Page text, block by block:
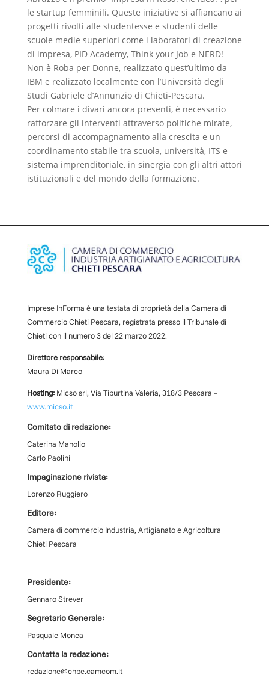
le startup femminili. Queste iniziative si affiancano ai
progetti rivolti alle studentesse e studenti delle
scuole medie superiori come i laboratori di creazione
di impresa, PID Academy, Think your Job e NERD!
Non è Roba per Donne, realizzato quest’ultimo da
IBM e realizzato localmente con l’Università degli
Studi Gabriele d’Annunzio di Chieti-Pescara.
Per colmare i divari ancora presenti, è necessario
rafforzare gli interventi attraverso politiche mirate,
percorsi di accompagnamento alla crescita e un
coordinamento stabile tra scuola, università, ITS e
sistema imprenditoriale, in sinergia con gli altri attori
istituzionali e del mondo della formazione.
Imprese InForma è una testata di proprietà della Camera di
Commercio Chieti Pescara, registrata presso il Tribunale di
Chieti con il numero3del 22 marzo 2022.
Direttore responsabile:
Maura Di Marco
Hosting:Micso srl, Via Tiburtina Valeria, 318/3 Pescara –
www.micso.it
Comitato di redazione:
Caterina Manolio
Carlo Paolini
Impaginazione rivista:
Lorenzo Ruggiero
Editore:
Camera di commercio Industria, Artigianato e Agricoltura
Chieti Pescara
Presidente:
Gennaro Strever
Segretario Generale:
Pasquale Monea
Contatta la redazione:
redazione@chpe.camcom.it